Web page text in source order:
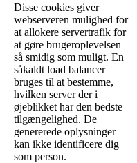
Disse cookies giver
webserveren mulighed for
at allokere servertrafik for
at gøre brugeroplevelsen
så smidig som muligt. En
såkaldt load balancer
bruges til at bestemme,
hvilken server der i
øjeblikket har den bedste
tilgængelighed. De
genererede oplysninger
kan ikke identificere dig
som person.